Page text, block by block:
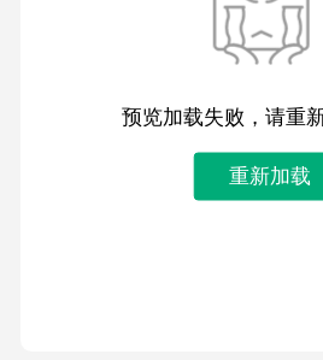
预览加载失败，请重
重新加载